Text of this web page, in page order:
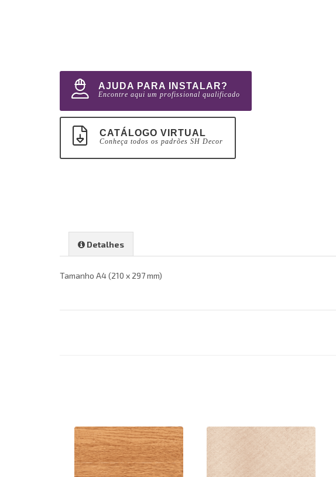
AJUDA PARA INSTALAR?
Encontre aqui um profissional qualificado
CATÁLOGO VIRTUAL
Conheça todos os padrões SH Decor
Detalhes
Tamanho A4 (210 x 297 mm)